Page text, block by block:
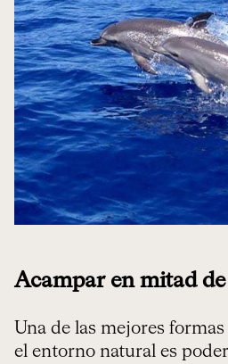
Acampar en mitad
Una de las mejores
el entorno natural es